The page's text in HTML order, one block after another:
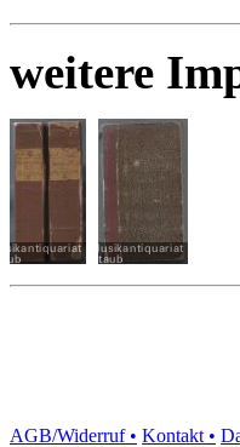
weitere
AGB/Widerruf • Kontakt •